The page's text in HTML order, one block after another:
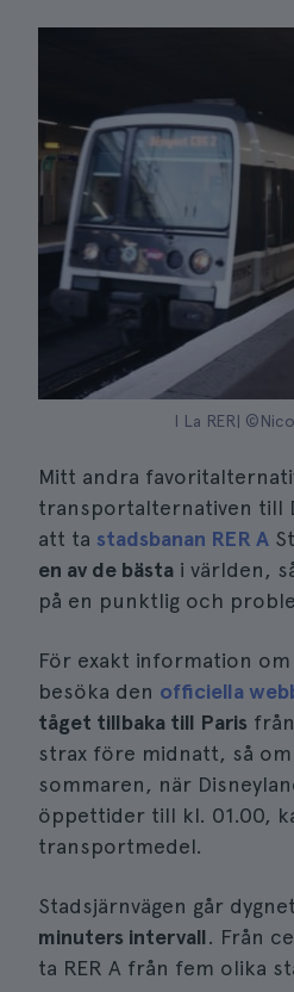
I La RER|
Mitt andra
transportalternativen till
att ta stadsbanan RER A
en av de bästa i världen,
på en punktlig och
För exakt information
besöka den officiella
tåget tillbaka till Paris
strax före midnatt, så
sommaren, när
öppettider till kl. 01.00,
transportmedel.
Stadsjärnvägen går
minuters intervall. Från
ta RER A från fem olika